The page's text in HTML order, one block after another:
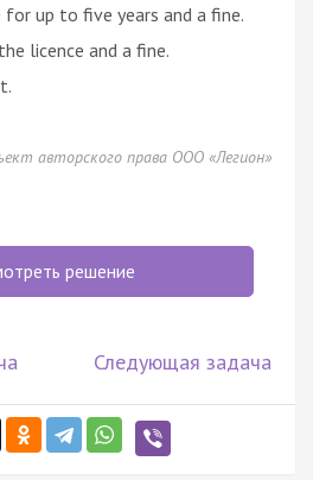
up to five years and a fine.
licence and a fine.
авторского права ООО «Легион»
решение
Следующая задача